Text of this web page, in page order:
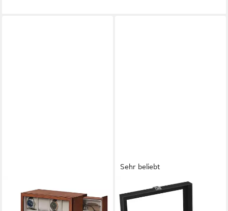
Uhrenbox 6/12 Fächer,
Uhrenkasten, mit Stauraum
Sehr beliebt
SONGMICS
Uhrenbox 12 Fächern,
Uhrenkasten, Premium-